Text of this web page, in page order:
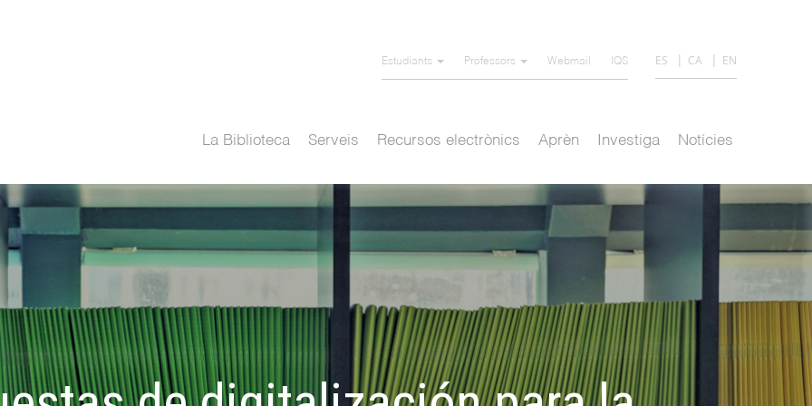
Estudiants Professors Webmail IQS ES CA EN
La Biblioteca Serveis Recursos electrònics Aprèn Investiga Notícies